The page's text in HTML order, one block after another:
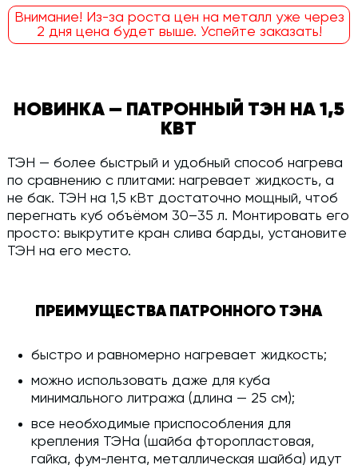
Внимание! Из-за роста цен на металл уже через
2 дня цена будет выше. Успейте заказать!
НОВИНКА — ПАТРОННЫЙ ТЭН НА 1,5
КВТ
ТЭН — более быстрый и удобный способ нагрева
по сравнению с плитами: нагревает жидкость, а
не бак. ТЭН на 1,5 кВт достаточно мощный, чтоб
перегнать куб объёмом 30–35 л. Монтировать его
просто: выкрутите кран слива барды, установите
ТЭН на его место.
ПРЕИМУЩЕСТВА ПАТРОННОГО ТЭНА
быстро и равномерно нагревает жидкость;
можно использовать даже для куба
минимального литража (длина — 25 см);
все необходимые приспособления для
крепления ТЭНа (шайба фторопластовая,
гайка, фум-лента, металлическая шайба) идут